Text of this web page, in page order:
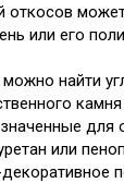
откосов
или его
найти
камня
для
или